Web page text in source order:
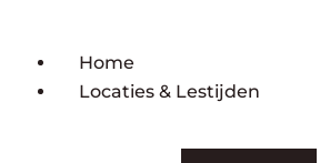
Home
Locaties & Lestijden